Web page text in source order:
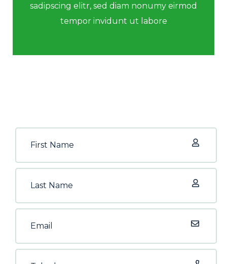
sadipscing elitr, sed diam nonumy eirmod
tempor invidunt ut labore